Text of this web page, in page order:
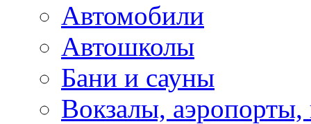
Автомобили
Автошколы
Бани и сауны
Вокзалы,